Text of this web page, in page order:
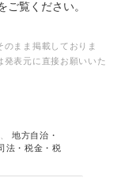
ご覧ください。
まま掲載しておりま
発表元に直接お願いいた
地方自治・
法・税金・税